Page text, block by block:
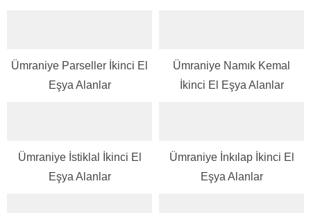
Ümraniye Parseller İkinci El
Eşya Alanlar
Ümraniye Namık Kemal
İkinci El Eşya Alanlar
Ümraniye İstiklal İkinci El
Eşya Alanlar
Ümraniye İnkılap İkinci El
Eşya Alanlar